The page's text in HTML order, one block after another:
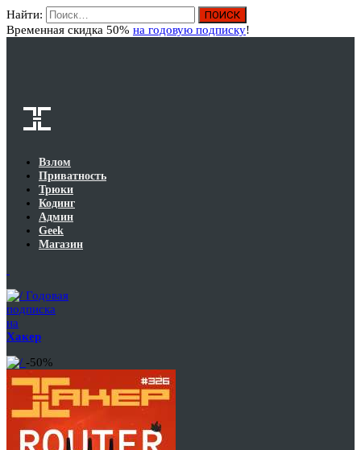
Найти:
Временная скидка 50% на годовую подписку!
Взлом
Приватность
Трюки
Кодинг
Админ
Geek
Магазин
Годовая
подписка
на
Хакер
-50%